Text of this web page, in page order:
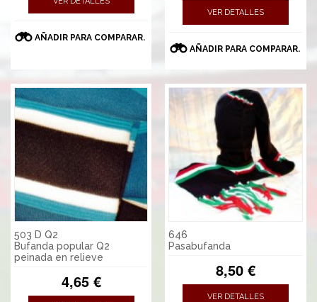
AÑADIR PARA COMPARAR.
VER DETALLES
AÑADIR PARA COMPARAR.
503 D Q2
Bufanda popular Q2
peinada en relieve
4,65 €
646
Pasabufanda
8,50 €
VER DETALLES